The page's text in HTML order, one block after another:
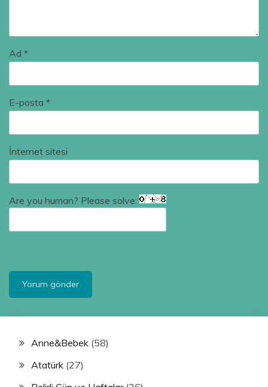
Ad *
E-posta *
İnternet sitesi
Are you human? Please solve:
Anne&Bebek (58)
Atatürk (27)